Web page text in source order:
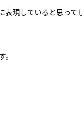
現していると思って